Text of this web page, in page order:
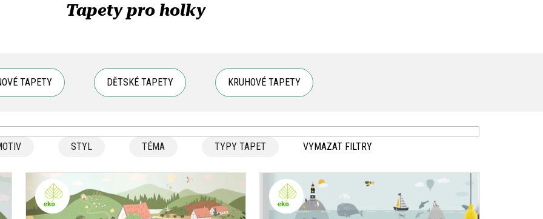
Tapety pro holky
TAPETY DĚTSKÉ TAPETY KRUHOVÉ TAPETY
STYL TÉMA TYPY TAPET VYMAZAT FILTRY